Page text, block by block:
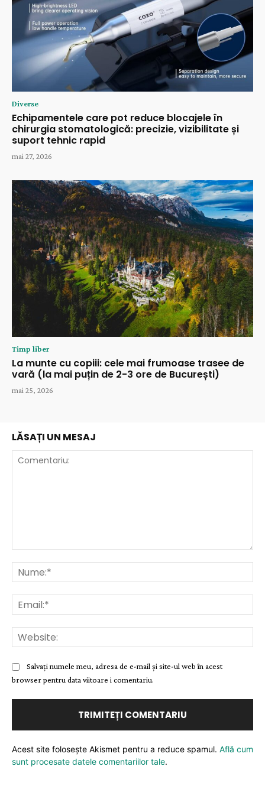
Diverse
Echipamentele care pot reduce blocajele în
chirurgia stomatologică: precizie, vizibilitate și
suport tehnic rapid
mai 27, 2026
Timp liber
La munte cu copiii: cele mai frumoase trasee de
vară (la mai puțin de 2-3 ore de București)
mai 25, 2026
LĂSAȚI UN MESAJ
Salvați numele meu, adresa de e-mail și site-ul web în acest
browser pentru data viitoare i comentariu.
Acest site folosește Akismet pentru a reduce spamul. Află cum
sunt procesate datele comentariilor tale.